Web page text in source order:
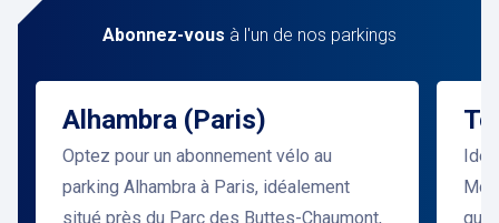
Abonnez-vous à l'un de nos parkings
Alhambra (Paris)
Optez pour un abonnement vélo au
parking Alhambra à Paris, idéalement
situé près du Parc des Buttes-Chaumont,